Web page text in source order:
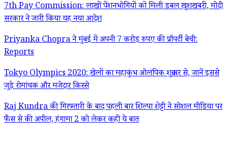
7th Pay Commission: लाखों पेंशनभोगियों को मिली डबल खुशखबरी, मोदी
सरकार ने जारी किया यह नया आदेश
Priyanka Chopra ने मुंबई में अपनी 7 करोड़ रुपए की प्रॉपर्टी बेची:
Reports
Tokyo Olympics 2020: खेलों का महाकुंभ ओलंपिक शुक्रवार से, जानें इससे
जुड़े रोमांचक और मजेदार किस्से
Raj Kundra की गिरफ्तारी के बाद पहली बार शिल्पा शेट्टी ने सोशल मीडिया पर
फैंस से की अपील, हंगामा 2 को लेकर कही ये बात